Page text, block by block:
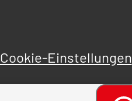
Cookie-Einstellungen